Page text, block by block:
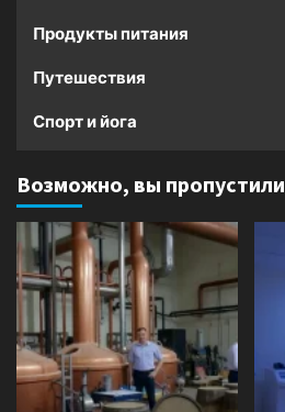
Продукты питания
Путешествия
Спорт и йога
Возможно, вы пропустили